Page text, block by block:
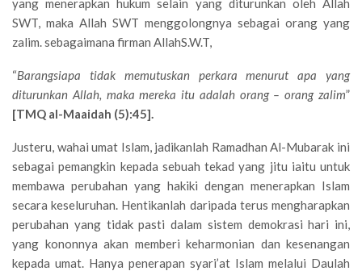
yang menerapkan hukum selain yang diturunkan oleh Allah
SWT, maka Allah SWT menggolongnya sebagai orang yang
zalim. sebagaimana firman AllahS.W.T,
“Barangsiapa tidak memutuskan perkara menurut apa yang
diturunkan Allah, maka mereka itu adalah orang – orang zalim”
[TMQ al-Maaidah (5):45].
Justeru, wahai umat Islam, jadikanlah Ramadhan Al-Mubarak ini
sebagai pemangkin kepada sebuah tekad yang jitu iaitu untuk
membawa perubahan yang hakiki dengan menerapkan Islam
secara keseluruhan. Hentikanlah daripada terus mengharapkan
perubahan yang tidak pasti dalam sistem demokrasi hari ini,
yang kononnya akan memberi keharmonian dan kesenangan
kepada umat. Hanya penerapan syari’at Islam melalui Daulah